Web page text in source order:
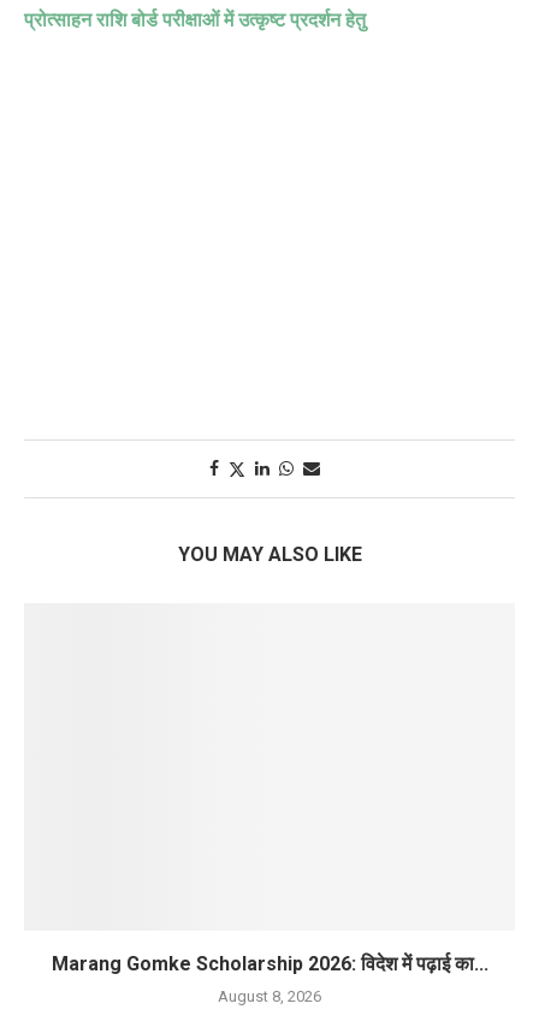
प्रोत्साहन राशि बोर्ड परीक्षाओं में उत्कृष्ट प्रदर्शन हेतु
YOU MAY ALSO LIKE
Marang Gomke Scholarship 2026: विदेश में पढ़ाई का...
August 8, 2026